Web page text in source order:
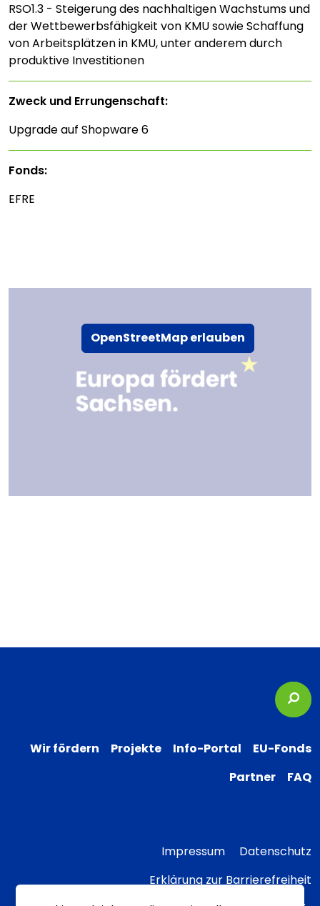
OpenStreetMap erlauben
RSO1.3 - Steigerung des nachhaltigen Wachstums und
der Wettbewerbsfähigkeit von KMU sowie Schaffung
von Arbeitsplätzen in KMU, unter anderem durch
produktive Investitionen
Zweck und Errungenschaft:
Upgrade auf Shopware 6
Fonds:
EFRE
Wir fördern Projekte Info-Portal
EU-Fonds
Partner
FAQ
Impressum
Datenschutz
Erklärung zur Barrierefreiheit